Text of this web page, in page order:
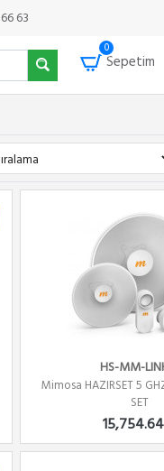
63
0
Sepetim
HS-MM-
Mimosa HAZIRSET 5
SET